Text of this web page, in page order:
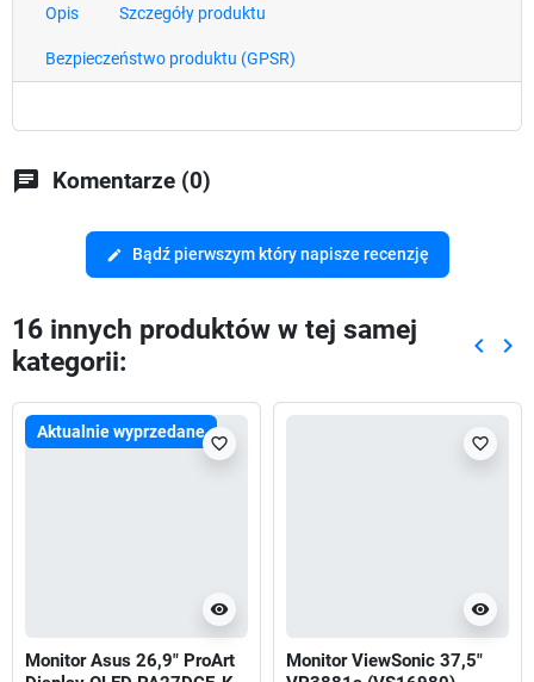
Opis Szczegóły produktu
Bezpieczeństwo produktu (GPSR)
chat Komentarze (0)
edit Bądź pierwszym który napisze recenzję
16 innych produktów w tej samej
kategorii:
keyboard_arrow_left keyboard_arrow_right
Aktualnie wyprzedane
visibility
favorite_border
Monitor Asus 26,9" ProArt
visibility
favorite_border
Monitor ViewSonic 37,5"